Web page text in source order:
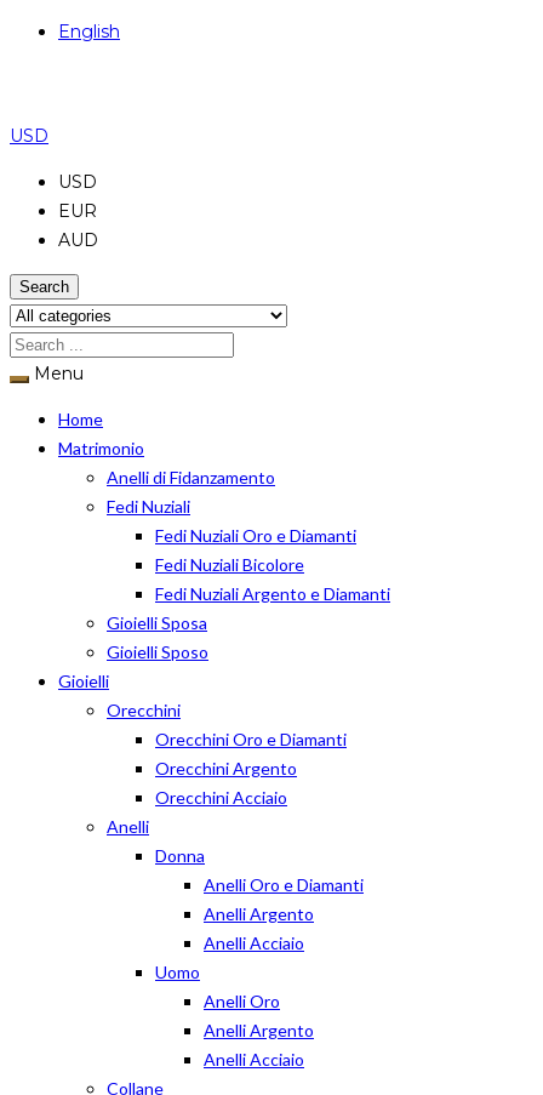
English
USD
USD
EUR
AUD
Search
Menu
Home
Matrimonio
Anelli di Fidanzamento
Fedi Nuziali
Fedi Nuziali Oro e Diamanti
Fedi Nuziali Bicolore
Fedi Nuziali Argento e Diamanti
Gioielli Sposa
Gioielli Sposo
Gioielli
Orecchini
Orecchini Oro e Diamanti
Orecchini Argento
Orecchini Acciaio
Anelli
Donna
Anelli Oro e Diamanti
Anelli Argento
Anelli Acciaio
Uomo
Anelli Oro
Anelli Argento
Anelli Acciaio
Collane